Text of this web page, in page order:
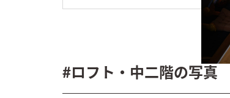
#ロフト・中二階の写真